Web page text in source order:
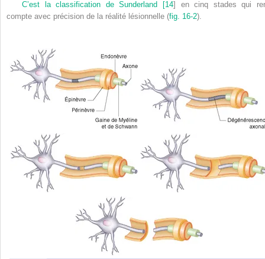
C’est la classification de Sunderland [14] en cinq stades qui
compte avec précision de la réalité lésionnelle (fig. 16-2).